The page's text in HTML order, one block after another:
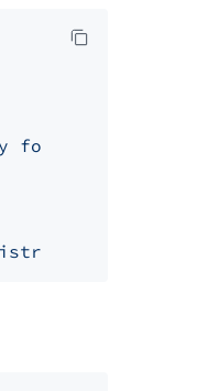
for Mistral AI: "